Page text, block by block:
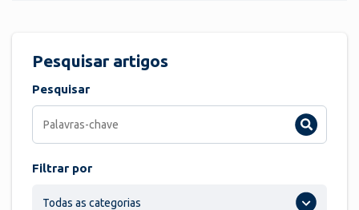
Pesquisar artigos
Pesquisar
Filtrar por
Todas as categorias